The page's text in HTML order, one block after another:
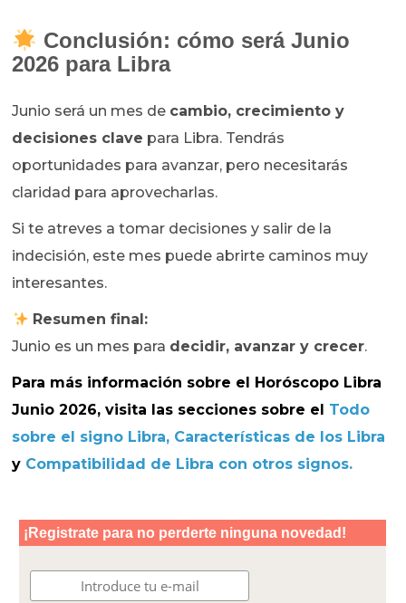
Conclusión: cómo será Junio
2026 para Libra
Junio será un mes de cambio, crecimiento y
decisiones clave para Libra. Tendrás
oportunidades para avanzar, pero necesitarás
claridad para aprovecharlas.
Si te atreves a tomar decisiones y salir de la
indecisión, este mes puede abrirte caminos muy
interesantes.
Resumen final:
Junio es un mes para decidir, avanzar y crecer.
Para más información sobre el
Horóscopo Libra
Junio 2026, visita las secciones sobre el Todo
sobre el signo Libra, Características de los Libra
y Compatibilidad de Libra con otros signos.